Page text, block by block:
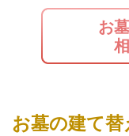
お
お墓の建て替